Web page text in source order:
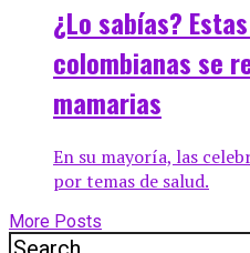
¿Lo sabías?
colombianas se
mamarias
En su mayoría, las
por temas de salud.
More Posts